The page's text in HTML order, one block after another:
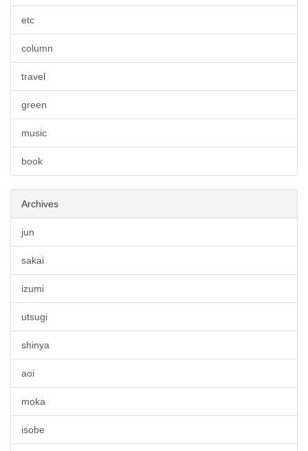
etc
column
travel
green
music
book
Archives
jun
sakai
izumi
utsugi
shinya
aoi
moka
isobe